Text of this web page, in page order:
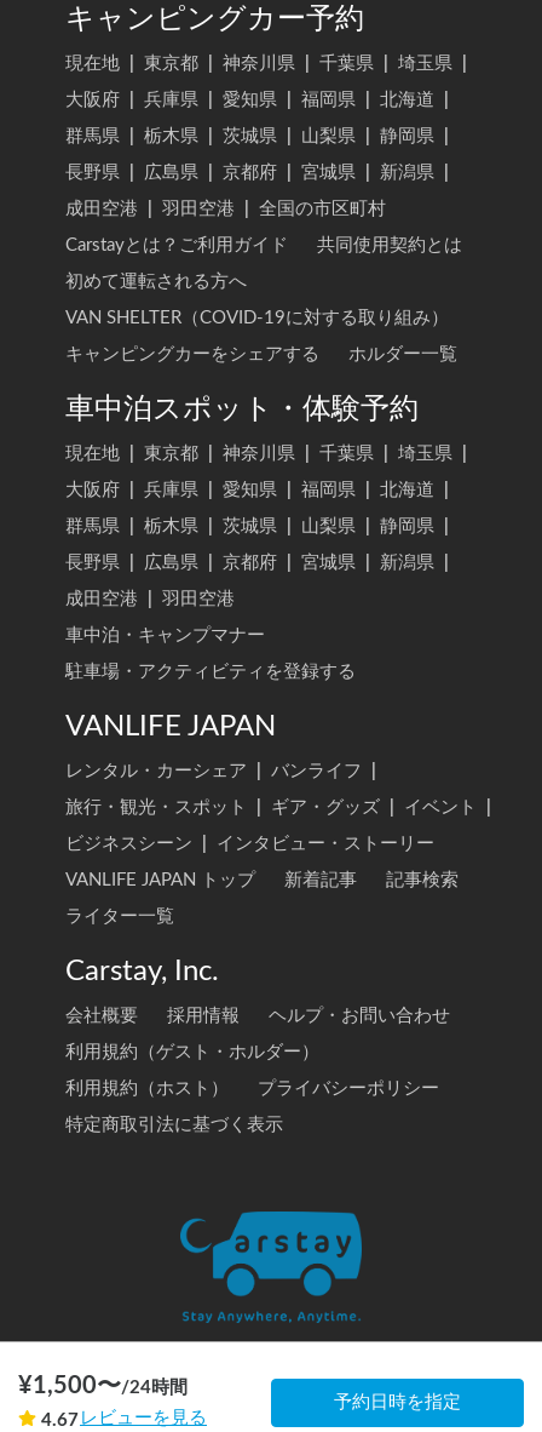
¥1,500〜/24時間
4.67 レビューを見る
予約日時を指定
キャンピングカー予約
現在地 東京都 神奈川県 千葉県 埼玉県
大阪府
兵庫県 愛知県 福岡県 北海道
群馬県
栃木県 茨城県 山梨県 静岡県
長野県
広島県 京都府 宮城県 新潟県
成田空港
羽田空港
全国の市区町村
Carstayとは？ご利用ガイド
共同使用契約とは
初めて運転される方へ
VAN SHELTER（COVID-19に対する取り組み）
キャンピングカーをシェアする
ホルダー一覧
車中泊スポット・体験予約
現在地 東京都 神奈川県 千葉県 埼玉県
大阪府
兵庫県 愛知県 福岡県 北海道
群馬県
栃木県 茨城県 山梨県 静岡県
長野県
広島県 京都府 宮城県 新潟県
成田空港
羽田空港
車中泊・キャンプマナー
駐車場・アクティビティを登録する
VANLIFE JAPAN
レンタル・カーシェア バンライフ
旅行・観光・スポット
ギア・グッズ イベント
ビジネスシーン
インタビュー・ストーリー
VANLIFE JAPAN トップ
新着記事
記事検索
ライター一覧
Carstay, Inc.
会社概要 採用情報
ヘルプ・お問い合わせ
利用規約（ゲスト・ホルダー）
利用規約（ホスト）
プライバシーポリシー
特定商取引法に基づく表示
© 2020 Carstay, Inc. All Rights Reserved